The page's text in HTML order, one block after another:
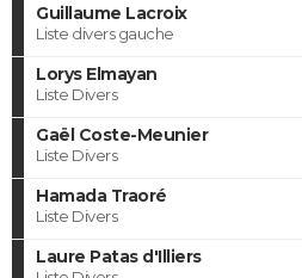
Guillaume Lacroix
Liste divers gauche
Lorys Elmayan
Liste Divers
Gaël Coste-Meunier
Liste Divers
Hamada Traoré
Liste Divers
Laure Patas d'Illiers